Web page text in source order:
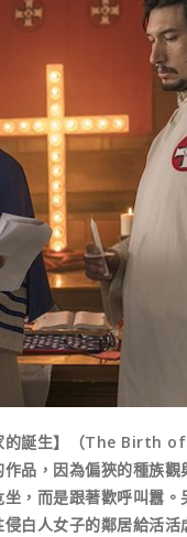
誕生】（The Birth
品，因為偏狹的種族觀
，而是跟著歡呼叫囂
白人女子的鄰居給活